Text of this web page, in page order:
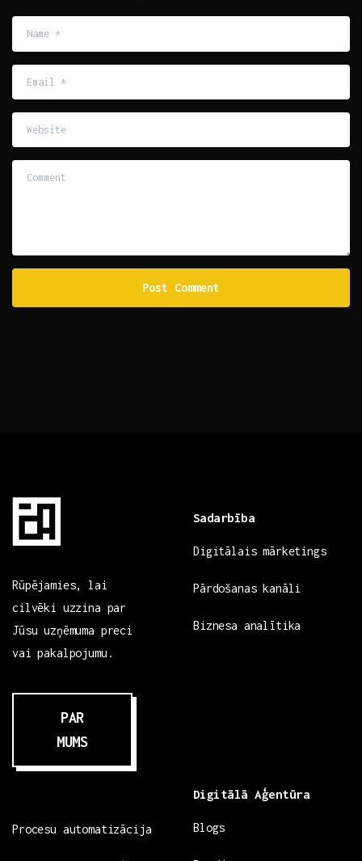
*
Website
Rūpējamies, lai
cilvēki uzzina par
Jūsu uzņēmuma preci
vai pakalpojumu.
PAR
MUMS
Sadarbība
Digitālais mārketings
Pārdošanas kanāli
Biznesa analītika
Procesu automatizācija
Digitālā Aģentūra
Blogs